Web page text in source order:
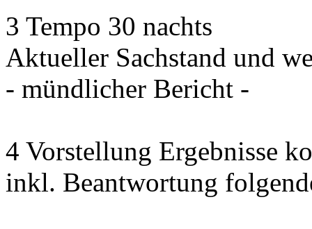
3 Tempo 30 nachts
Aktueller Sachstand und
- mündlicher Bericht -
4 Vorstellung Ergebnisse
inkl. Beantwortung